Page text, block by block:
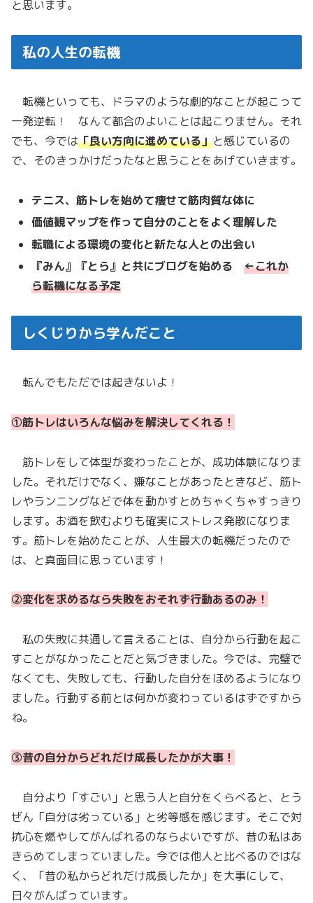
と思います。
私の人生の転機
転機といっても、ドラマのような劇的なことが起こって
一発逆転！ なんて都合のよいことは起こりません。それ
でも、今では「良い方向に進めている」と感じているの
で、そのきっかけだったなと思うことをあげていきます。
テニス、筋トレを始めて痩せて筋肉質な体に
価値観マップを作って自分のことをよく理解した
転職による環境の変化と新たな人との出会い
『みん』『とら』と共にブログを始める
←これか
ら転機になる予定
しくじりから学んだこと
転んでもただでは起きないよ！
①筋トレはいろんな悩みを解決してくれる ！
筋トレをして体型が変わったことが、成功体験になりま
した。それだけでなく、嫌なことがあったときなど、筋ト
レやランニングなどで体を動かすとめちゃくちゃすっきり
します。お酒を飲むよりも確実にストレス発散になりま
す。筋トレを始めたことが、人生最大の転機だったので
は、と真面目に思っています！
②変化を求めるなら失敗をおそれず行動あるのみ！
私の失敗に共通して言えることは、自分から行動を起こ
すことがなかったことだと気づきました。今では、完璧で
なくても、失敗しても、行動した自分をほめるようになり
ました。行動する前とは何かが変わっているはずですから
ね。
③昔の自分からどれだけ成長したかが大事 ！
自分より「すごい」と思う人と自分をくらべると、とう
ぜん「自分は劣っている」と劣等感を感じます。そこで対
抗心を燃やしてがんばれるのならよいですが、昔の私はあ
きらめてしまっていました。今では他人と比べるのではな
く、「昔の私からどれだけ成長したか」を大事にして、
日々がんばっています。